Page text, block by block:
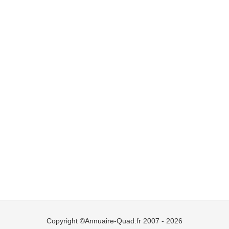
Copyright ©Annuaire-Quad.fr 2007 - 2026